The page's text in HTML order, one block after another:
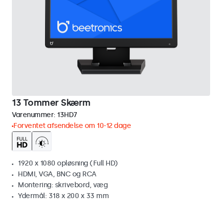
13 Tommer Skærm
Varenummer: 13HD7
Forventet afsendelse om 10-12 dage
1920 x 1080 opløsning (Full HD)
HDMI, VGA, BNC og RCA
Montering: skrivebord, væg
Ydermål: 318 x 200 x 33 mm